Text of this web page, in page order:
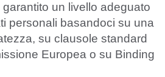
un livello adeguato
personali basandoci su una
su clausole standard
Europea o su Binding